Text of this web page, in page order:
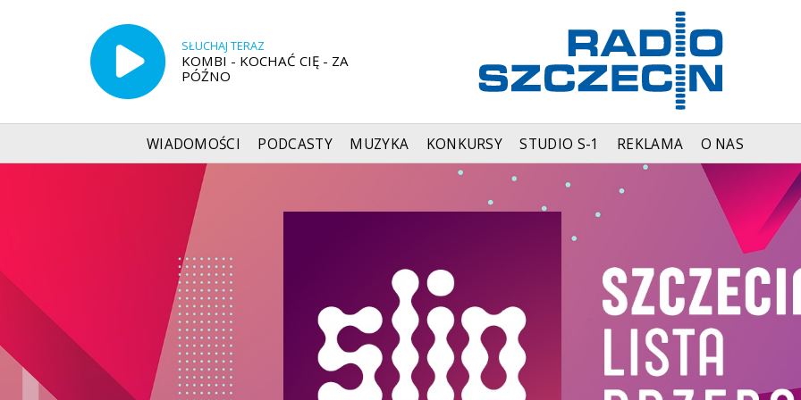
SŁUCHAJ TERAZ
KOMBI - KOCHAĆ CIĘ - ZA
PÓŹNO
WIADOMOŚCI PODCASTY MUZYKA KONKURSY STUDIO S-1 REKLAMA O NAS